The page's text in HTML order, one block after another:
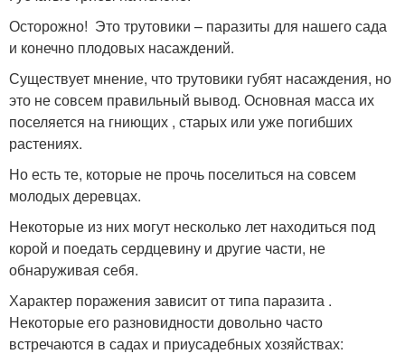
Осторожно! Это трутовики – паразиты для нашего сада
и конечно плодовых насаждений.
Существует мнение, что трутовики губят насаждения, но
это не совсем правильный вывод. Основная масса их
поселяется на гниющих , старых или уже погибших
растениях.
Но есть те, которые не прочь поселиться на совсем
молодых деревцах.
Некоторые из них могут несколько лет находиться под
корой и поедать сердцевину и другие части, не
обнаруживая себя.
Характер поражения зависит от типа паразита .
Некоторые его разновидности довольно часто
встречаются в садах и приусадебных хозяйствах: